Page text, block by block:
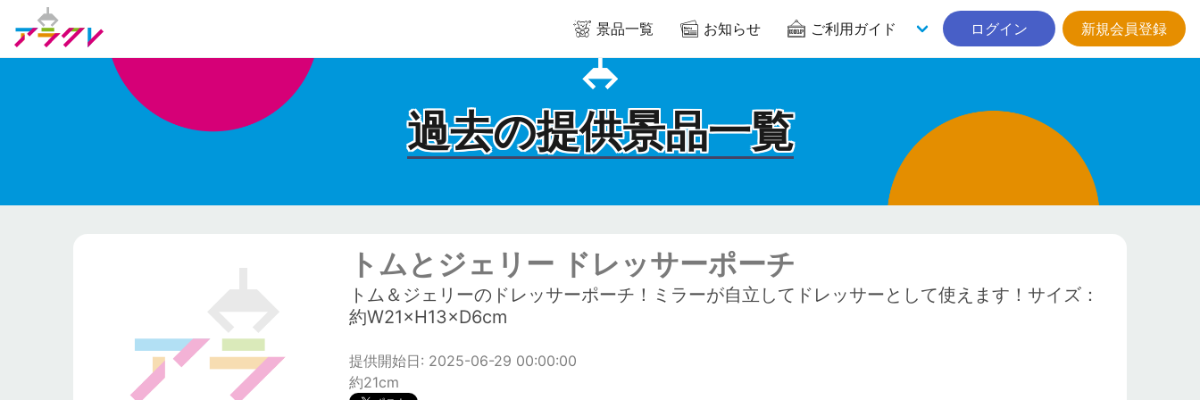
景品一覧 お知らせ ご利用ガイド ログイン 新規会員登録
過去の提供景品一覧
トムとジェリー ドレッサーポーチ
トム＆ジェリーのドレッサーポーチ！ミラーが自立してドレッサーとして使えます！サイズ：
約W21×H13×D6cm
提供開始日: 2025-06-29 00:00:00
約21cm